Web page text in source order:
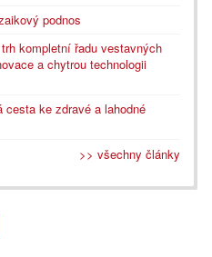
podnos
kompletní řadu vestavných
a chytrou technologii
cesta ke zdravé a lahodné
>> všechny články